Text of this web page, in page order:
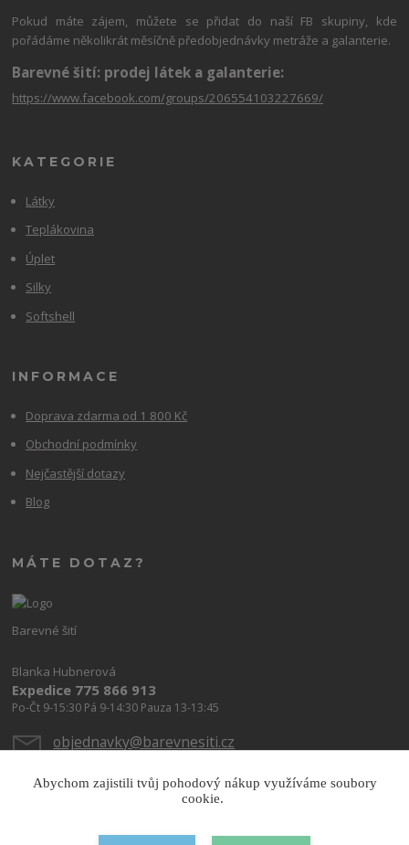
Pokud máte zájem, můžete se přidat do naší FB skupiny, kde
pořádáme několikrát měsíčně předobjednávky metráže a galanterie.
Barevné šití: prodej látek a galanterie:
https://www.facebook.com/groups/206554103227669/
KATEGORIE
Látky
Teplákovina
Úplet
Silky
Softshell
INFORMACE
Doprava zdarma od 1 800 Kč
Obchodní podmínky
Nejčastější dotazy
Blog
MÁTE DOTAZ?
Barevné šití
Blanka Hubnerová
Expedice 775 866 913
Po-Čt 9-15:30 Pá 9-14:30 Pauza 13-13:45
objednavky@barevnesiti.cz
Abychom zajistili tvůj pohodový nákup využíváme soubory
cookie.